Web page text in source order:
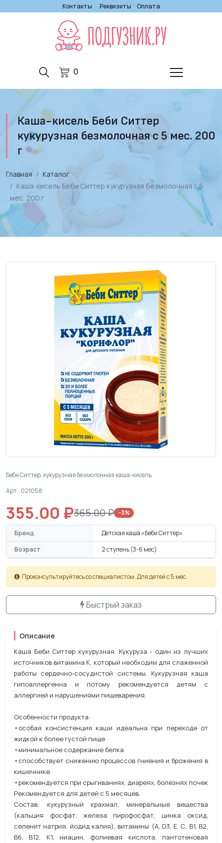
Контакты Реквизиты Оплата
0
Каша-кисель Беби Ситтер
кукурузная безмолочная с 5 мес. 200
г
Главная
Каталог
Каша-кисель Беби Ситтер кукурузная безмолочная с 5
мес. 200 г
Беби Ситтер, кукурузная безмолочная каша-кисель
Арт.: 021058
355.00 ₽365.00 ₽ −3%
Бренд
Детская каша «Беби Ситтер»
Возраст
2 ступень (3-6 мес)
Проконсультируйтесь со специалистом. Для детей с 5 мес.
Быстрый заказ
Описание
Каша Беби Ситтер кукурузная. Кукуруза - один из лучших
источников витамина К, который необходим для слаженной
работы сердечно-сосудистой системы. Кукурузная каша
гипоаллергенна и потому рекомендуется детям с
аллергией и нарушениями пищеварения.
Особенности продукта:
•особая консистенция каши идеальна при переходе от
жидкой к более густой пище
•минимальное содержание белка
•способствует снижению процессов гниения и брожения в
кишечнике
•рекомендуется при срыгиваниях, диареях, болезнях почек
Рекомендуется для детей с 5 месяцев.
Состав: кукурузный крахмал, минеральные вещества
(кальция фосфат, железа пирофосфат, цинка оксид,
селенит натрия, йодид калия), витамины (А, D3, Е, С, В1, В2,
В6, В12, К1, ниацин, фолиевая кислота, пантотеновая